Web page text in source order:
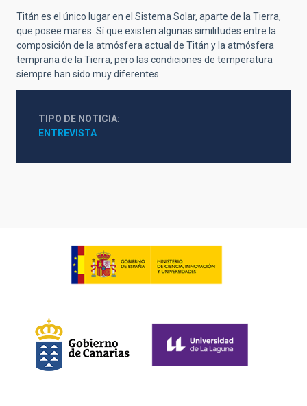
Titán es el único lugar en el Sistema Solar, aparte de la Tierra,
que posee mares. Sí que existen algunas similitudes entre la
composición de la atmósfera actual de Titán y la atmósfera
temprana de la Tierra, pero las condiciones de temperatura
siempre han sido muy diferentes.
TIPO DE NOTICIA
ENTREVISTA